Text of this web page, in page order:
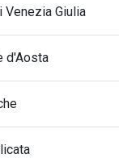
Venezia Giulia
d'Aosta